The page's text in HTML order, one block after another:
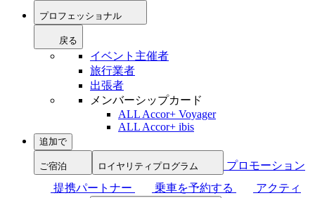
プロフェッショナル
戻る
イベント主催者
旅行業者
出張者
メンバーシップカード
ALL Accor+ Voyager
ALL Accor+ ibis
追加で
ご宿泊 ロイヤリティプログラム
プロモーション
提携パートナー
乗車を予約する
アクティ